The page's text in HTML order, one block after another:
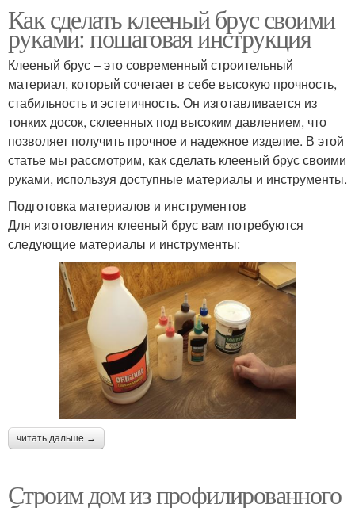
Как сделать клееный брус своими
руками: пошаговая инструкция
Клееный брус – это современный строительный
материал, который сочетает в себе высокую прочность,
стабильность и эстетичность. Он изготавливается из
тонких досок, склеенных под высоким давлением, что
позволяет получить прочное и надежное изделие. В этой
статье мы рассмотрим, как сделать клееный брус своими
руками, используя доступные материалы и инструменты.
Подготовка материалов и инструментов
Для изготовления клееный брус вам потребуются
следующие материалы и инструменты:
читать дальше →
Строим дом из профилированного